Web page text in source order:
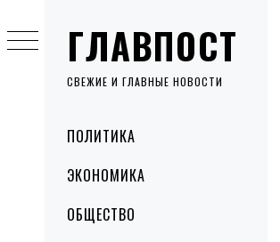
ГЛАВПОСТ
СВЕЖИЕ И ГЛАВНЫЕ НОВОСТИ
MenuПОЛИТИКА
ЭКОНОМИКА
ОБЩЕСТВО
to
content